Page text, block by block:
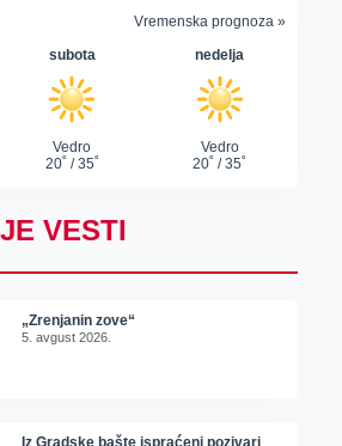
VESTI
„Zrenjanin zove“
5. avgust 2026.
Iz Gradske bašte ispraćeni pozivari